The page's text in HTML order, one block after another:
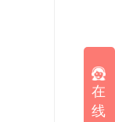
在
线